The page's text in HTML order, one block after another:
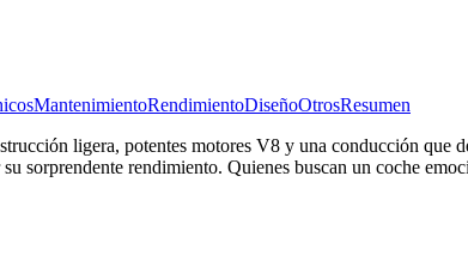
MantenimientoRendimientoDiseñoOtrosResumen
ligera, potentes motores V8 y una conducción que
sorprendente rendimiento. Quienes buscan un coche